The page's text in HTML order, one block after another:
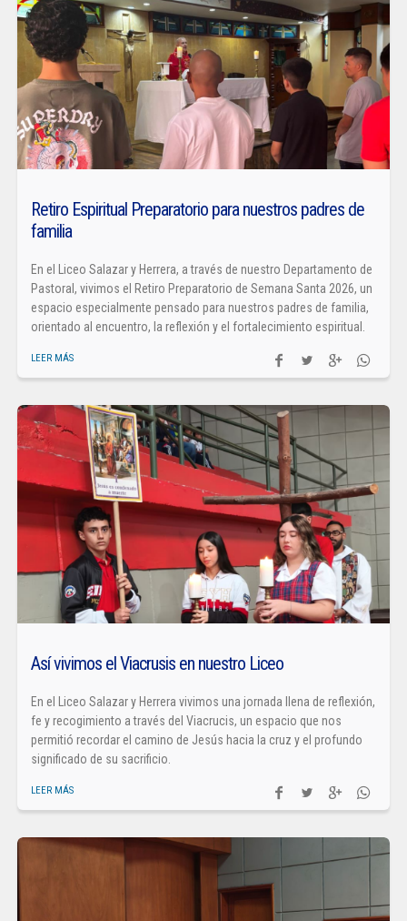
Retiro Espiritual Preparatorio para nuestros padres de
familia
En el Liceo Salazar y Herrera, a través de nuestro Departamento de
Pastoral, vivimos el Retiro Preparatorio de Semana Santa 2026, un
espacio especialmente pensado para nuestros padres de familia,
orientado al encuentro, la reflexión y el fortalecimiento espiritual.
LEER MÁS
Así vivimos el Viacrusis en nuestro Liceo
En el Liceo Salazar y Herrera vivimos una jornada llena de reflexión,
fe y recogimiento a través del Viacrucis, un espacio que nos
permitió recordar el camino de Jesús hacia la cruz y el profundo
significado de su sacrificio.
LEER MÁS